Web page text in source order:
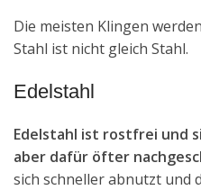
Die meisten Klingen
Stahl ist nicht gleich Stahl.
Edelstahl
Edelstahl ist rostfrei und
aber dafür öfter
sich schneller abnutzt und